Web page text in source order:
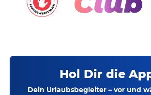
Hol Dir die
Dein Urlaubsbegleiter – vor und